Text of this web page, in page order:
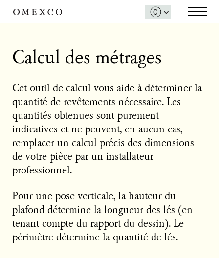
Calcul des métrages
Cet outil de calcul vous aide à déterminer la
quantité de revêtements nécessaire. Les
quantités obtenues sont purement
indicatives et ne peuvent, en aucun cas,
remplacer un calcul précis des dimensions
de votre pièce par un installateur
professionnel.
Pour une pose verticale, la hauteur du
plafond détermine la longueur des lés (en
tenant compte du rapport du dessin). Le
périmètre détermine la quantité de lés.